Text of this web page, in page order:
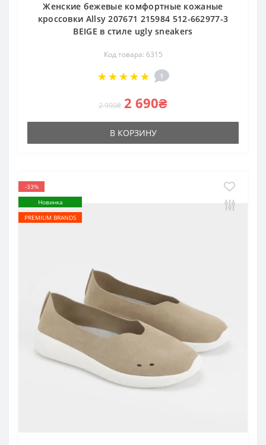
Женские бежевые комфортные кожаные
кроссовки Allsy 207671 215984 512-662977-3
BEIGE в стиле ugly sneakers
Код товара: 6315
1
2 990₴ 2 690₴
В КОРЗИНУ
-33%
Новинка
PREMIUM BRANDS